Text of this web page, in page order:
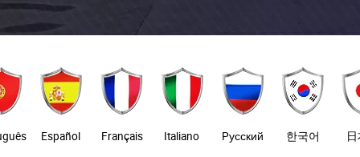
Español Français Italiano Pусский 한국어